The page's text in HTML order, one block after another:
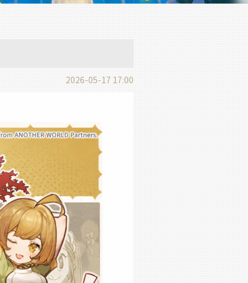
2026-05-17 17:00